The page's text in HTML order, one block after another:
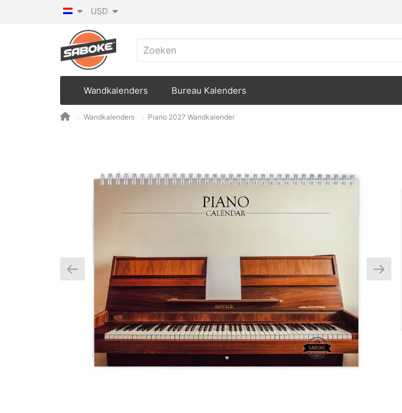
USD
Wandkalenders Bureau Kalenders
Wandkalenders Piano 2027 Wandkalender